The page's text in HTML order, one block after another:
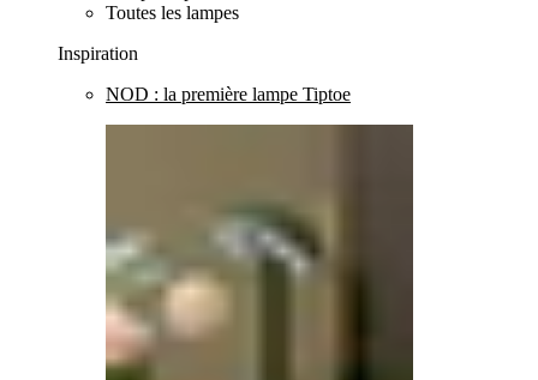
Toutes les lampes
Inspiration
NOD : la première lampe Tiptoe